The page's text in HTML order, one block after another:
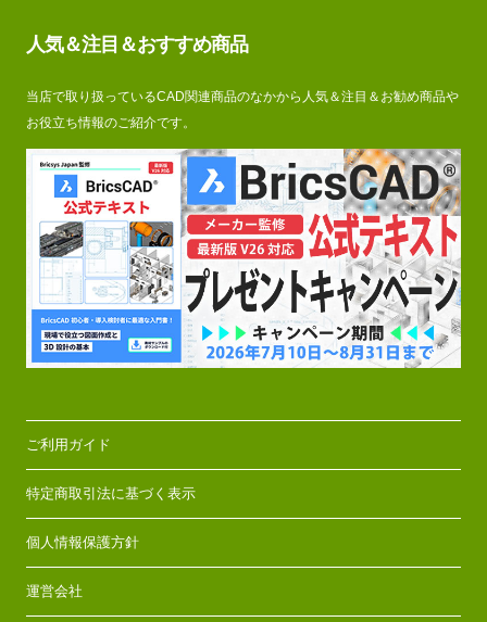
人気＆注目＆おすすめ商品
当店で取り扱っているCAD関連商品のなかから人気＆注目＆お勧め商品や
お役立ち情報のご紹介です。
ご利用ガイド
特定商取引法に基づく表示
個人情報保護方針
運営会社